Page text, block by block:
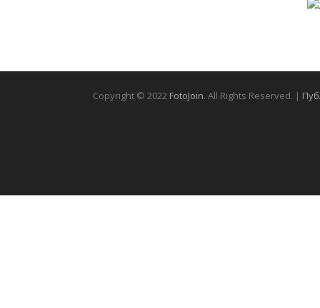
Copyright © 2022 FotoJoin. All Rights Reserved. |